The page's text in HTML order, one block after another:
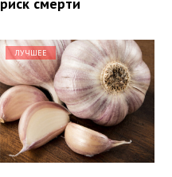
ЛУЧШЕЕ